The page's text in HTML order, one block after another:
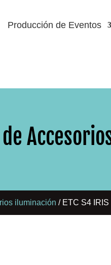
Producción de Eventos
iluminación / ETC S4 IRIS